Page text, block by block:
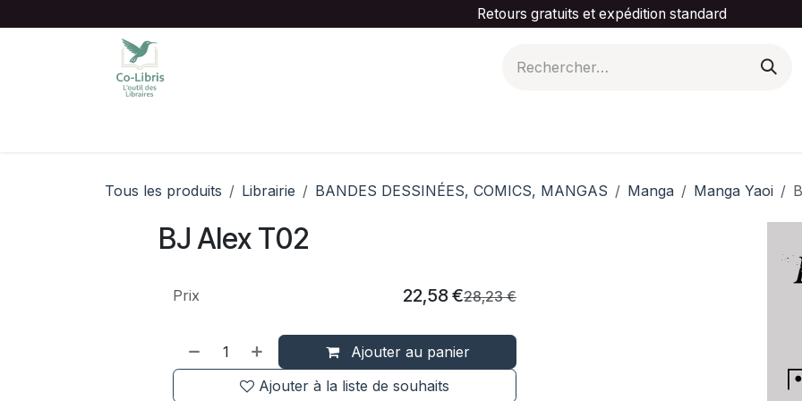
Retours gratuits et expédition standard
Tous les produits Librairie BANDES DESSINÉES, COMICS, MANGAS Manga Manga Yaoi
BJ Alex T02
Ajouter au panier
Ajouter à la liste de souhaits
Prix 22,58€28,23€